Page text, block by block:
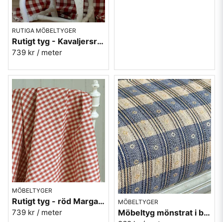
RUTIGA MÖBELTYGER
Rutigt tyg - Kavaljersruta 1020-13 röd
739 kr / meter
MÖBELTYGER
Rutigt tyg - röd Margaretaruta 1200-07
739 kr / meter
MÖBELTYGER
Möbeltyg mönstrat i blått och guld - Krusmynta nr.50